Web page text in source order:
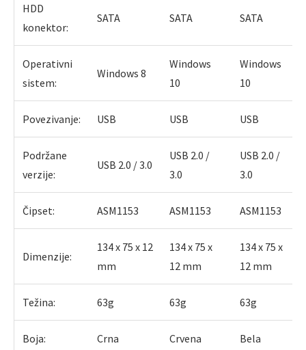
HDD
konektor:
SATA SATA SATA
Operativni
sistem:
Windows 8
Windows
10
Windows
10
Povezivanje: USB USB USB
Podržane
verzije:
USB 2.0 / 3.0
USB 2.0 /
3.0
USB 2.0 /
3.0
Čipset: ASM1153 ASM1153 ASM1153
Dimenzije:
134 x 75 x 12
mm
134 x 75 x
12 mm
134 x 75 x
12 mm
Težina: 63g 63g 63g
Boja: Crna Crvena Bela